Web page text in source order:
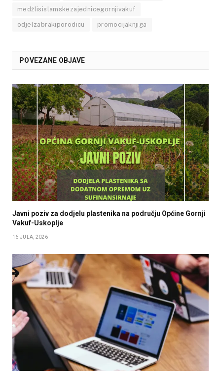
medžlisislamskezajednicegornjivakuf
odjelzabrakiporodicu promocijaknjiga
POVEZANE OBJAVE
Javni poziv za dodjelu plastenika na području Općine Gornji
Vakuf-Uskoplje
16 JULA, 2026